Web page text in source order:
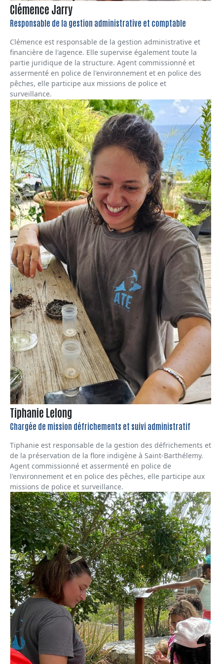
Clémence Jarry
Responsable de la gestion administrative et comptable
Clémence est responsable de la gestion administrative et
financière de l'agence. Elle supervise également toute la
partie juridique de la structure. Agent commissionné et
assermenté en police de l'environnement et en police des
pêches, elle participe aux missions de police et
surveillance.
Tiphanie Lelong
Chargée de mission défrichements et suivi administratif
Tiphanie est responsable de la gestion des défrichements et
de la préservation de la flore indigène à Saint-Barthélemy.
Agent commissionné et assermenté en police de
l'environnement et en police des pêches, elle participe aux
missions de police et surveillance.